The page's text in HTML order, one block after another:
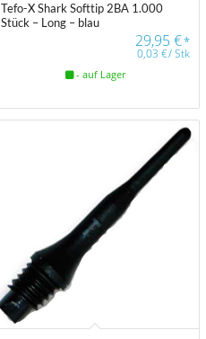
Tefo-X Shark Softtip 2BA 1.000
Stück – Long – blau
29,95€*
0,03 €/Stk
- auf Lager